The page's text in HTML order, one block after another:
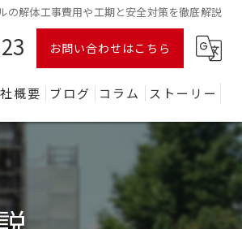
の解体工事費用や工期と安全対策を徹底解説
お問い合わせはこちら
概要 ブログ コラム ストーリー